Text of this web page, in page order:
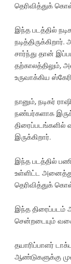
தெரிவித்துக்
இந்த படத்தில்
சார்ந்து தான்
தற்காலத்திலும்,
உருவாக்கிய
நானும், நடிகர்
நண்பர்களாக
திரைப்படங்களில்
இருக்கிறார்.
இந்த படத்தில்
உள்ளிட்ட
தெரிவித்துக்
இந்த திரைப்படம்
சென்றடையும்
தயாரிப்பாளர்
ஆண்டுகளுக்கு